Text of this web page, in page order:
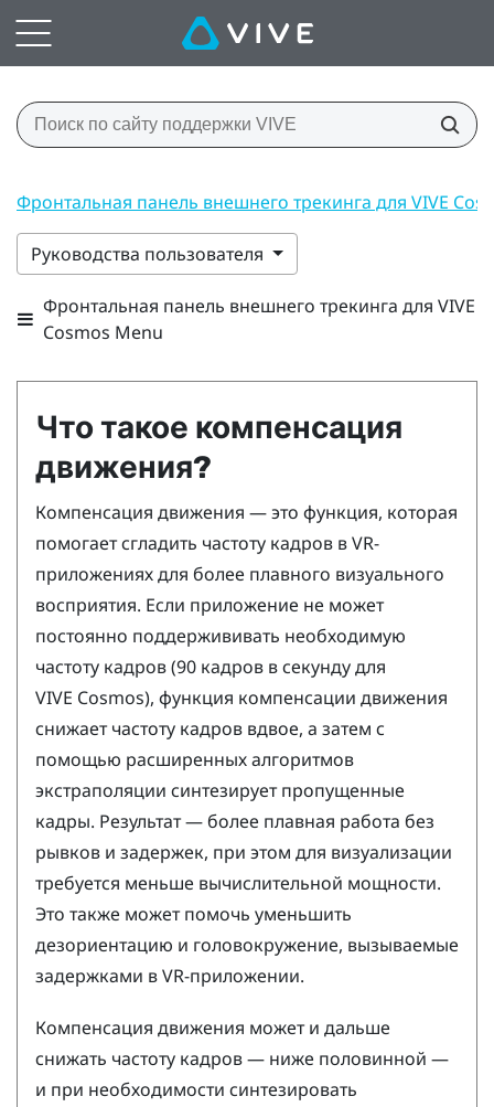
Фронтальная панель внешнего трекинга для VIVE
Руководства пользователя
Фронтальная панель внешнего трекинга для VIVE
Cosmos Menu
Что такое компенсация
движения?
Компенсация движения — это функция, которая
помогает сгладить частоту кадров в VR-
приложениях для более плавного визуального
восприятия. Если приложение не может
постоянно поддержививать необходимую
частоту кадров (90 кадров в секунду для
VIVE Cosmos), функция компенсации движения
снижает частоту кадров вдвое, а затем с
помощью расширенных алгоритмов
экстраполяции синтезирует пропущенные
кадры. Результат — более плавная работа без
рывков и задержек, при этом для визуализации
требуется меньше вычислительной мощности.
Это также может помочь уменьшить
дезориентацию и головокружение, вызываемые
задержками в VR-приложении.
Компенсация движения может и дальше
снижать частоту кадров — ниже половинной —
и при необходимости синтезировать